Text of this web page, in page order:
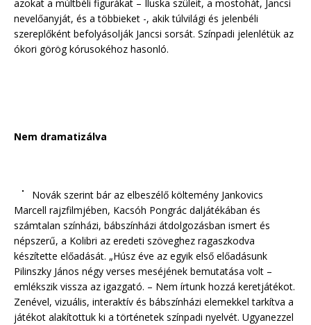
azokat a múltbéli figurákat – Iluska szüleit, a mostohát, Jancsi
nevelőanyját, és a többieket -, akik túlvilági és jelenbéli
szereplőként befolyásolják Jancsi sorsát. Színpadi jelenlétük az
ókori görög kórusokéhoz hasonló.
Nem dramatizálva
Novák szerint bár az elbeszélő költemény Jankovics
Marcell rajzfilmjében, Kacsóh Pongrác daljátékában és
számtalan színházi, bábszínházi átdolgozásban ismert és
népszerű, a Kolibri az eredeti szöveghez ragaszkodva
készítette előadását. „Húsz éve az egyik első előadásunk
Pilinszky János négy verses meséjének bemutatása volt –
emlékszik vissza az igazgató. – Nem írtunk hozzá keretjátékot.
Zenével, vizuális, interaktív és bábszínházi elemekkel tarkítva a
játékot alakítottuk ki a történetek színpadi nyelvét. Ugyanezzel